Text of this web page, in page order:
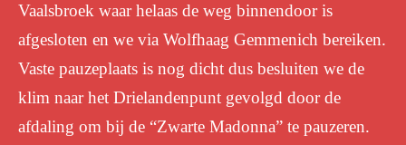
Vaalsbroek waar helaas de weg binnendoor is
afgesloten en we via Wolfhaag Gemmenich bereiken.
Vaste pauzeplaats is nog dicht dus besluiten we de
klim naar het Drielandenpunt gevolgd door de
afdaling om bij de “Zwarte Madonna” te pauzeren.